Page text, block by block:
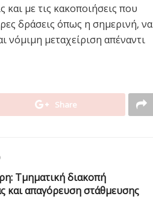
και με τις κακοποιήσεις που
δράσεις όπως η σημερινή, να
μεταχείριση απέναντι
Share
Tμηματική διακοπή
και απαγόρευση στάθμευσης